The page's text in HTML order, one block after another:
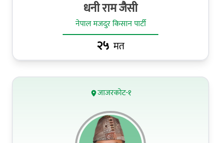
धनी राम जैसी
नेपाल मजदुर किसान पार्टी
२५ मत
जाजरकोट-१